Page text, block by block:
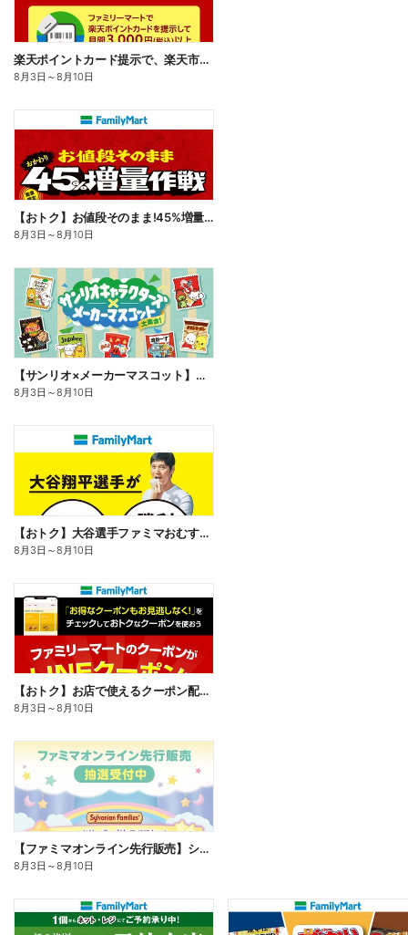
楽天ポイントカード提示で、楽天市場でのお買い物がおトクに!
8月3日 ～8月10日
【おトク】お値段そのまま!45%増量作戦!
8月3日 ～8月10日
【サンリオ×メーカーマスコット】オリジナルグッズ貰える!
8月3日 ～8月10日
【おトク】大谷選手ファミマおむすび割
8月3日 ～8月10日
【おトク】お店で使えるクーポン配信中
8月3日 ～8月10日
【ファミマオンライン先行販売】シルバニアファミリー
8月3日 ～8月10日